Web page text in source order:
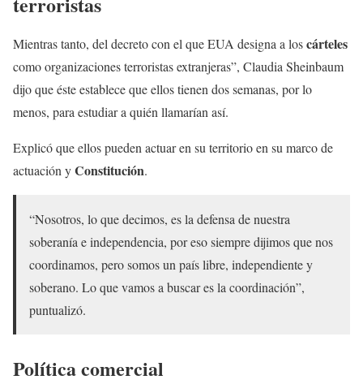
Mientras tanto, del decreto con el que EUA designa a loscárteles
como organizaciones terroristas extranjeras”, Claudia Sheinbaum
dijo que éste establece que ellos tienen dos semanas, por lo
menos, para estudiar a quién llamarían así.
Explicó que ellos pueden actuar en su territorio en su marco de
actuación yConstitución.
“Nosotros, lo que decimos, es la defensa de nuestra
soberanía e independencia, por eso siempre dijimos que nos
coordinamos, pero somos un país libre, independiente y
soberano. Lo que vamos a buscar es la coordinación”,
puntualizó.
Política comercial